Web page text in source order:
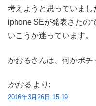
考えようと思っていまし
iphone SEが発表さたの
いこうか迷っています。
かおるさんは、何かポチ
かおる より:
2016年3月26日 15:19